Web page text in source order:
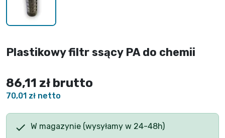
Plastikowy filtr ssący PA do chemii
86,11 zł brutto
70,01 zł netto
 W magazynie (wysyłamy w 24-48h)